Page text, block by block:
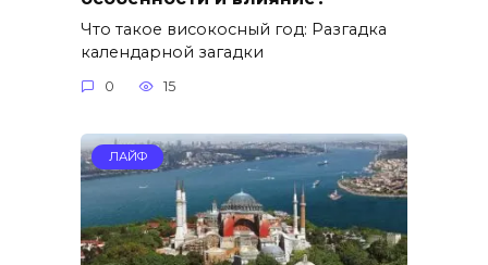
Что такое високосный год: Разгадка
календарной загадки
0 15
ЛАЙФ